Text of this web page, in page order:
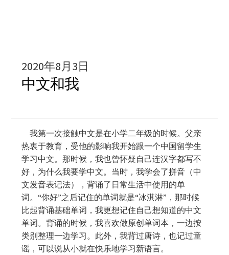
学内の言語学習サポート情報
2020年8月3日
中文和我
我第一次接触中文是在小学二年级的时候。父亲
热衷于教育，受他的影响我开始跟一个中国留学生
学习中文。那时候，我也曾怀疑自己连汉字都写不
好，为什么我要学中文。当时，我学会了拼音（中
文发音表记法），背诵了日常生活中使用的单
词。“你好”之后记住的单词就是“冰淇淋”，那时候
比起背诵基础单词，我更想记住自己想知道的中文
单词。背诵的时候，我喜欢做原创单词本，一边按
类别整理一边学习。此外，我背过唐诗，也记过童
谣，可以说从小就在快乐地学习新语言。